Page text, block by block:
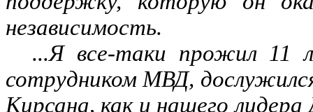
независимость.
...Я все-таки прожил 11
сотрудником МВД,
Кирсана, как и нашего